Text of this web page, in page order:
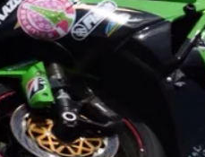
ビジネス・起業
まちづくり・地域活性化